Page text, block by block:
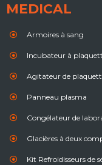
MEDICAL
Armoires à sang
Incubateur à
Agitateur de
Panneau plasma
Congélateur de
Glacières à deux
Kit Refroidisseurs de